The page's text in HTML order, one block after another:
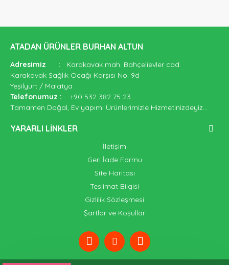
ATADAN ÜRÜNLER BURHAN ALTUN
Adresimiz :
Karakavak mah. Bahçelievler cad.
Karakavak Sağlık Ocağı Karşısı No: 9d
Yeşilyurt / Malatya
Telefonumuz : +90 532 382 75 23
Tamamen Doğal, Ev yapımı Ürünlerimizle Hizmetinizdeyiz...
YARARLI LINKLER
İletişim
Geri İade Formu
Site Haritası
Teslimat Bilgisi
Gizlilik Sözleşmesi
Şartlar ve Koşullar